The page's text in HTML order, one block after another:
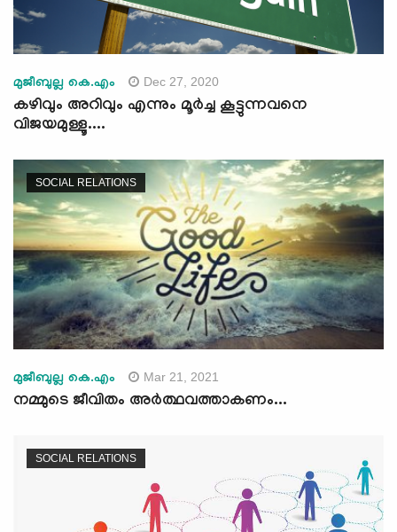
മുജീബുല്ല കെ.എം Dec 27, 2020
കഴിവും അറിവും എന്നും മൂർച്ച കൂട്ടുന്നവനെ
വിജയമുള്ളൂ....
SOCIAL RELATIONS
മുജീബുല്ല കെ.എം Mar 21, 2021
നമ്മുടെ ജീവിതം അർത്ഥവത്താകണം...
SOCIAL RELATIONS